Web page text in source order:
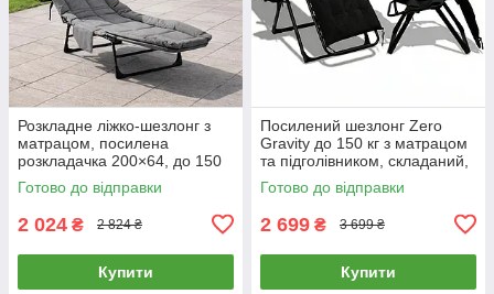
Розкладне ліжко-шезлонг з
матрацом, посилена
розкладачка 200×64, до 150
кг, для дому, дачі та тераси
Готово до відправки
2 024 ₴ 2 824 ₴
Купити
Посилений шезлонг Zero
Gravity до 150 кг з матрацом
та підголівником, складаний,
чорний для саду, дачі, тераси
та відпочинку
Готово до відправки
2 699 ₴ 3 699 ₴
Купити